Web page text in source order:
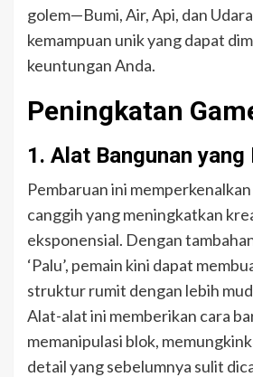
golem—Bumi, Air, Api, dan
kemampuan unik yang dapat
keuntungan Anda.
Peningkatan
1. Alat Bangunan
Pembaruan ini
canggih yang meningkatkan
eksponensial. Dengan tambahan
‘Palu’, pemain kini dapat
struktur rumit dengan lebih
Alat-alat ini memberikan cara
memanipulasi blok,
detail yang sebelumnya sulit